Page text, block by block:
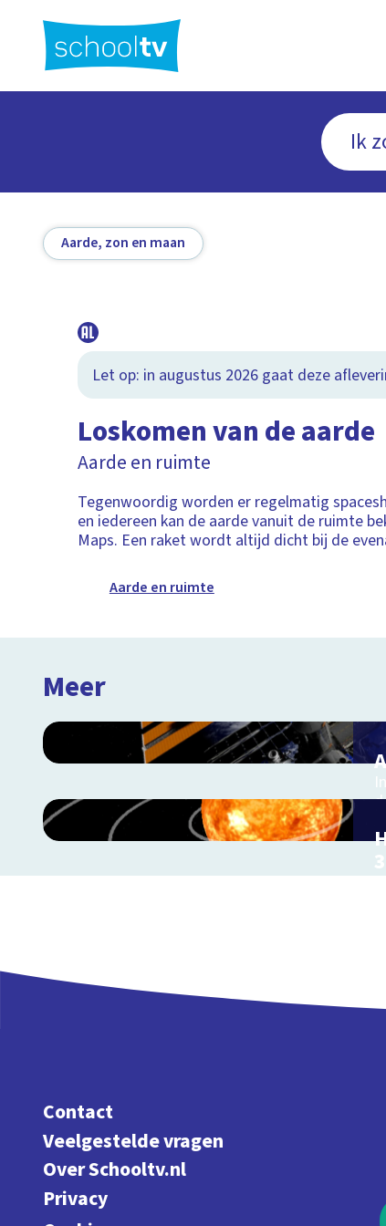
hoofdinhoud
Aarde, zon en maan
Let op: in augustus 2026 gaat deze
Loskomen van de aarde
Aarde en ruimte
Tegenwoordig worden er regelmatig
en iedereen kan de aarde vanuit de ruimte
Maps. Een raket wordt altijd dicht bij de
Aarde en ruimte
Meer
Contact
Veelgestelde vragen
Over Schooltv.nl
Privacy